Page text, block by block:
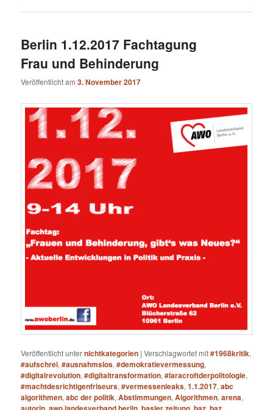
Berlin 1.12.2017 Fachtagung
Frau und Behinderung
Veröffentlicht am3. November 2017
Veröffentlicht unternichtkategorien |Verschlagwortet mit#1968kritik,
#aufschrei,#ausnahmslos,#demokratievermessung,
#digitalrevolution,#digitaltransformation,#laracroftderpolitologie,
#machtdesrichtigenfriseurs,#vermessenleaks,1.1.2017,abc
algorithmen,abc der politik,Abstimmungen,Algorithmen,arena,